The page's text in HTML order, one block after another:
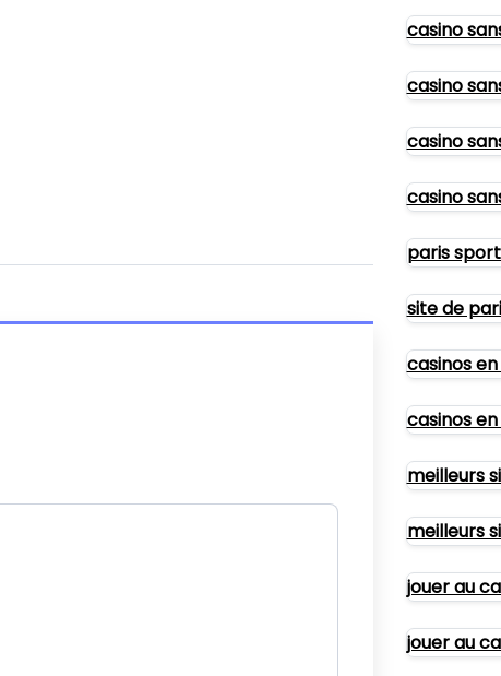
casino
casino
casino
casino
paris
site de
casinos
casinos
meilleurs
meilleurs
jouer au
jouer au